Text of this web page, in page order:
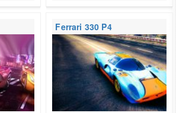
Ferrari 330 P4